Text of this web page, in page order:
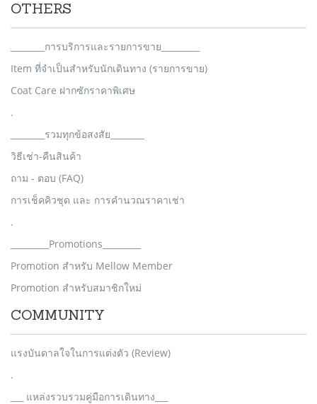
OTHERS
________การบริการและรายการขาย_________
Item ที่จำเป็นสำหรับนักเดินทาง (รายการขาย)
Coat Care ฝากซักราคาพิเศษ
.
________รวมทุกข้อสงสัย________
วิธีเช่า-คืนสินค้า
ถาม - ตอบ (FAQ)
การเช็คคิวชุด และ การคำนวณราคาเช่า
.
_________Promotions_________
Promotion สำหรับ Mellow Member
Promotion สำหรับสมาชิกใหม่
COMMUNITY
แรงบันดาลใจในการแต่งตัว (Review)
.
___ แหล่งรวบรวมคู่มือการเดินทาง___